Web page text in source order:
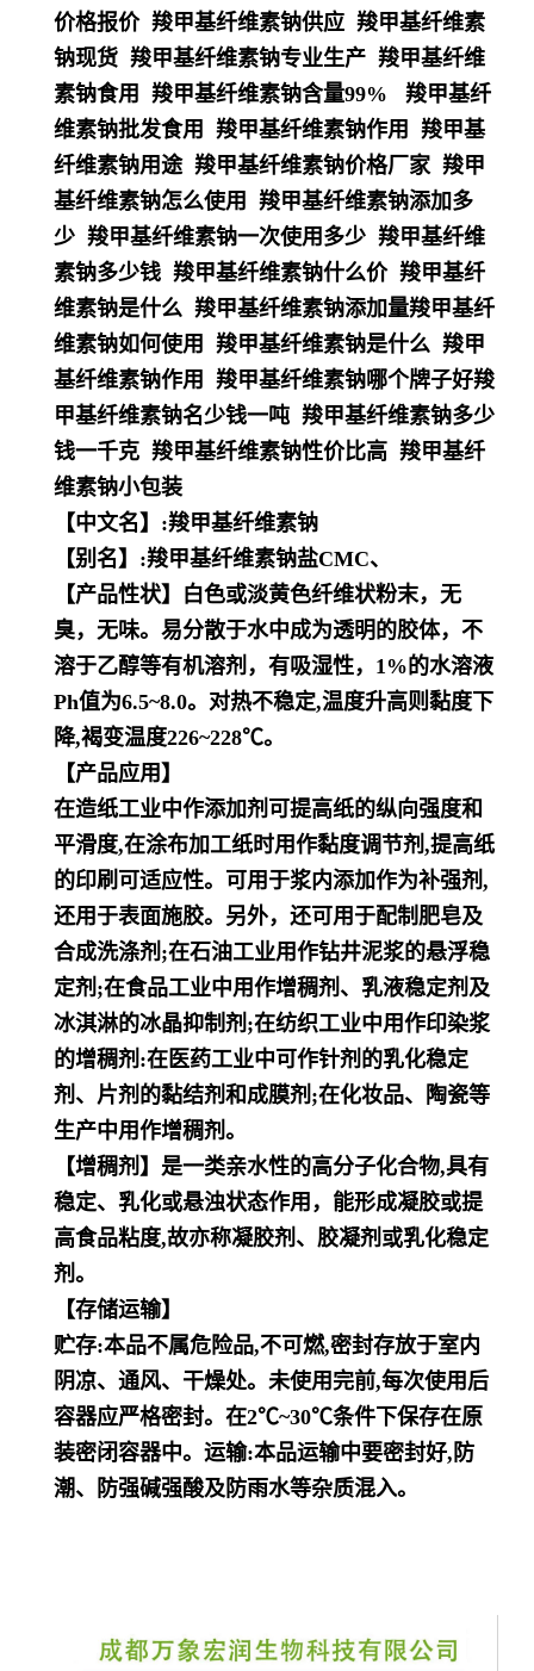
价格报价 羧甲基纤维素钠供应 羧甲基纤维素
钠现货 羧甲基纤维素钠专业生产 羧甲基纤维
素钠食用 羧甲基纤维素钠含量99% 羧甲基纤
维素钠批发食用 羧甲基纤维素钠作用 羧甲基
纤维素钠用途 羧甲基纤维素钠价格厂家 羧甲
基纤维素钠怎么使用 羧甲基纤维素钠添加多
少 羧甲基纤维素钠一次使用多少 羧甲基纤维
素钠多少钱 羧甲基纤维素钠什么价 羧甲基纤
维素钠是什么 羧甲基纤维素钠添加量羧甲基纤
维素钠如何使用 羧甲基纤维素钠是什么 羧甲
基纤维素钠作用 羧甲基纤维素钠哪个牌子好羧
甲基纤维素钠名少钱一吨 羧甲基纤维素钠多少
钱一千克 羧甲基纤维素钠性价比高 羧甲基纤
维素钠小包装
【中文名】:羧甲基纤维素钠
【别名】:羧甲基纤维素钠盐CMC、
【产品性状】白色或淡黄色纤维状粉末，无
臭，无味。易分散于水中成为透明的胶体，不
溶于乙醇等有机溶剂，有吸湿性，1% 的水溶液
Ph值为6.5~8.0。对热不稳定,温度升高则黏度下
降,褐变温度226~228℃。
【产品应用】
在造纸工业中作添加剂可提高纸的纵向强度和
平滑度,在涂布加工纸时用作黏度调节剂,提高纸
的印刷可适应性。可用于浆内添加作为补强剂,
还用于表面施胶。另外，还可用于配制肥皂及
合成洗涤剂;在石油工业用作钻井泥浆的悬浮稳
定剂;在食品工业中用作增稠剂、乳液稳定剂及
冰淇淋的冰晶抑制剂;在纺织工业中用作印染浆
的增稠剂:在医药工业中可作针剂 的乳化稳定
剂、片剂的黏结剂和成膜剂;在化妆品、陶瓷等
生产中用作增稠剂。
【增稠剂】是一类亲水性的高分子化合物,具有
稳定、乳化或悬浊状态作用，能形成凝胶或提
高食品粘度,故亦称凝胶剂、 胶凝剂或乳化稳定
剂。
【存储运输】
贮存:本品不属危险品,不可燃,密封存放于室内
阴凉、通风、干燥处。未使用完前,每次使用后
容器应严格密封。在2℃~30℃条件下保存在原
装密闭容器中。 运输:本品运输中要密封好,防
潮、防强碱强酸及防雨水等杂质混入。